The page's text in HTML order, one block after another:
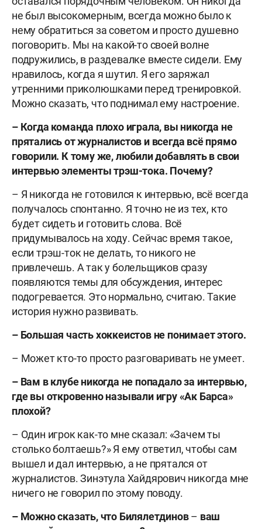
не был высокомерным, всегда можно было к
нему обратиться за советом и просто душевно
поговорить. Мы на какой-то своей волне
подружились, в раздевалке вместе сидели. Ему
нравилось, когда я шутил. Я его заряжал
утренними приколюшками перед тренировкой.
Можно сказать, что поднимал ему настроение.
– Когда команда плохо играла, вы никогда не
прятались от журналистов и всегда всё прямо
говорили. К тому же, любили добавлять в свои
интервью элементы трэш-тока. Почему?
– Я никогда не готовился к интервью, всё всегда
получалось спонтанно. Я точно не из тех, кто
будет сидеть и готовить слова. Всё
придумывалось на ходу. Сейчас время такое,
если трэш-ток не делать, то никого не
привлечешь. А так у болельщиков сразу
появляются темы для обсуждения, интерес
подогревается. Это нормально, считаю. Такие
история нужно развивать.
– Большая часть хоккеистов не понимает этого.
– Может кто-то просто разговаривать не умеет.
– Вам в клубе никогда не попадало за интервью,
где вы откровенно называли игру «Ак Барса»
плохой?
– Один игрок как-то мне сказал: «Зачем ты
столько болтаешь?» Я ему ответил, чтобы сам
вышел и дал интервью, а не прятался от
журналистов. Зинэтула Хайдярович никогда мне
ничего не говорил по этому поводу.
– Можно сказать, что Билялетдинов– ваш